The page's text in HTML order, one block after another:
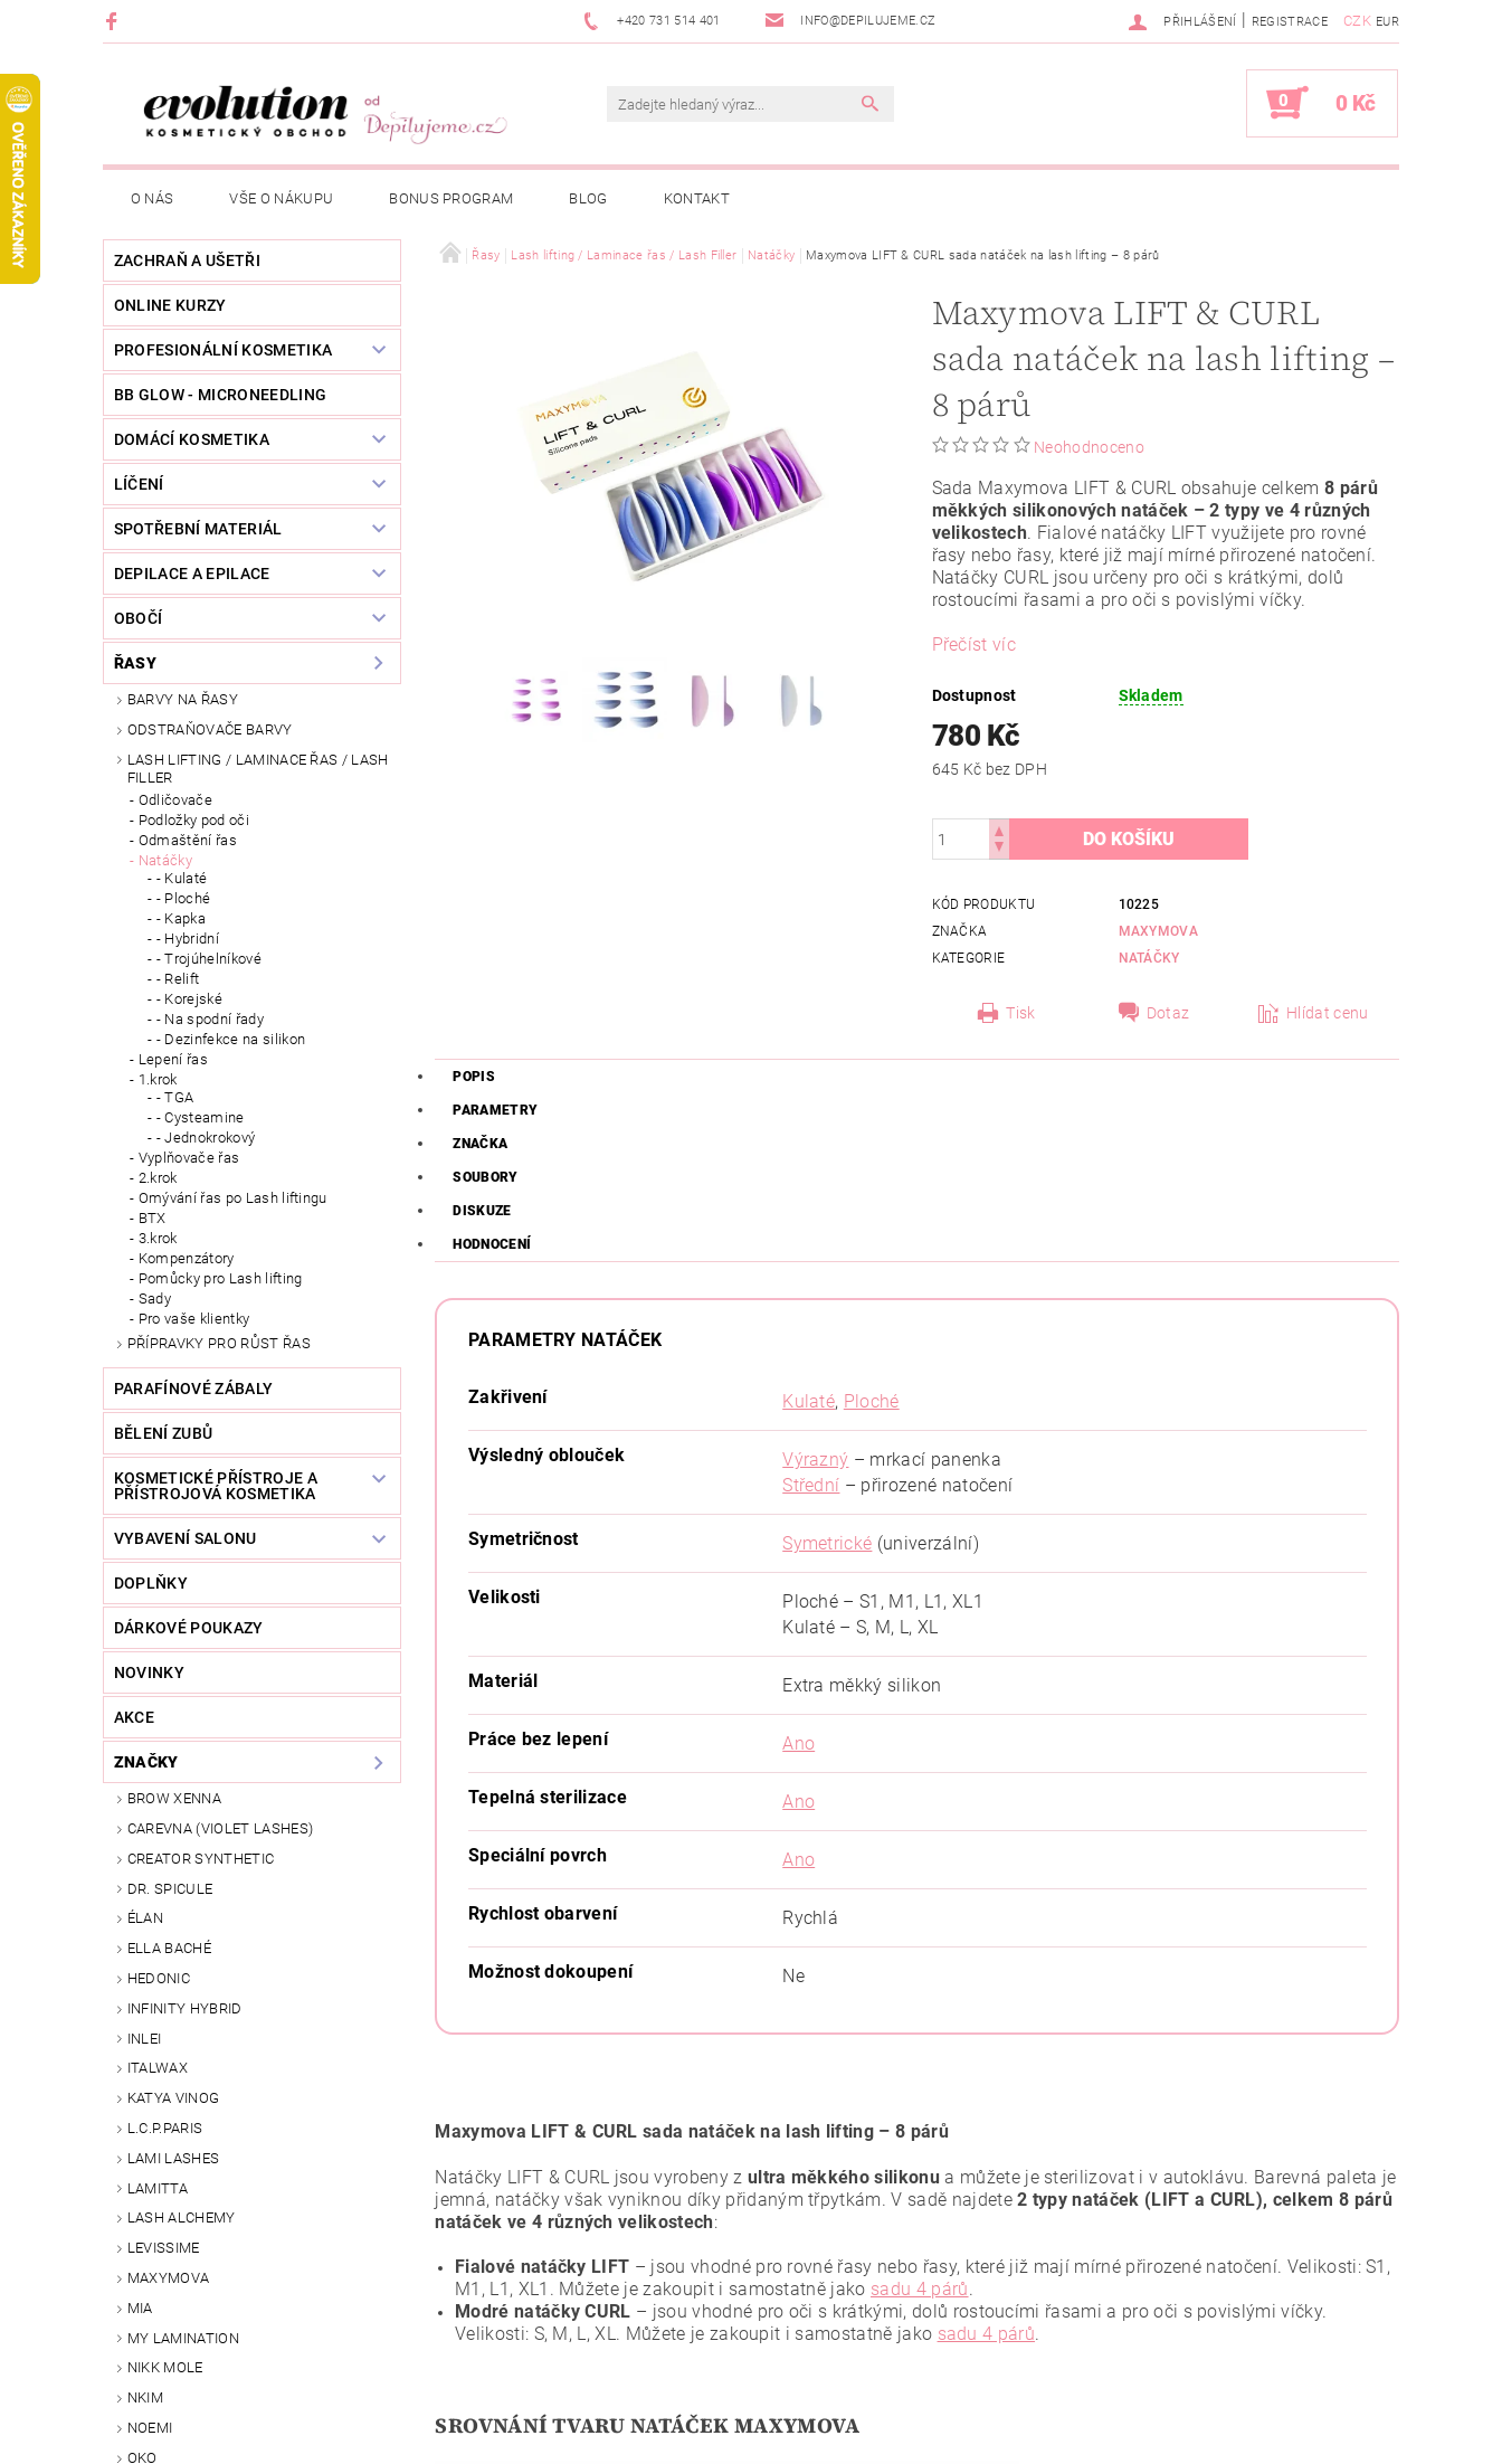
+420 731 514 401 INFO@DEPILUJEME.CZ CZK EUR
PŘIHLÁŠENÍ | REGISTRACE
0 0 Kč
O NÁS VŠE O NÁKUPU BONUS PROGRAM BLOG KONTAKT
ZACHRAŇ A UŠETŘI
ONLINE KURZY
PROFESIONÁLNÍ KOSMETIKA
BB GLOW - MICRONEEDLING
DOMÁCÍ KOSMETIKA
LÍČENÍ
SPOTŘEBNÍ MATERIÁL
DEPILACE A EPILACE
OBOČÍ
ŘASY
BARVY NA ŘASY
ODSTRAŇOVAČE BARVY
LASH LIFTING / LAMINACE ŘAS / LASH
FILLER
Odličovače
Podložky pod oči
Odmaštění řas
Natáčky
- Kulaté
- Ploché
- Kapka
- Hybridní
- Trojúhelníkové
- Relift
- Korejské
- Na spodní řady
- Dezinfekce na silikon
Lepení řas
1.krok
- TGA
- Cysteamine
- Jednokrokový
Vyplňovače řas
2.krok
Omývání řas po Lash liftingu
BTX
3.krok
Kompenzátory
Pomůcky pro Lash lifting
Sady
Pro vaše klientky
PŘÍPRAVKY PRO RŮST ŘAS
PARAFÍNOVÉ ZÁBALY
BĚLENÍ ZUBŮ
KOSMETICKÉ PŘÍSTROJE A
PŘÍSTROJOVÁ KOSMETIKA
VYBAVENÍ SALONU
DOPLŇKY
DÁRKOVÉ POUKAZY
NOVINKY
AKCE
ZNAČKY
BROW XENNA
CAREVNA (VIOLET LASHES)
CREATOR SYNTHETIC
DR. SPICULE
ÉLAN
ELLA BACHÉ
HEDONIC
INFINITY HYBRID
INLEI
ITALWAX
KATYA VINOG
L.C.P.PARIS
LAMI LASHES
LAMITTA
LASH ALCHEMY
LEVISSIME
MAXYMOVA
MIA
MY LAMINATION
NIKK MOLE
NKIM
NOEMI
OKO
Řasy Lash lifting / Laminace řas / Lash Filler Natáčky Maxymova LIFT & CURL sada natáček na lash lifting – 8 párů
Maxymova LIFT & CURL
sada natáček na lash lifting –
8 párů
Neohodnoceno
Sada Maxymova LIFT & CURL obsahuje celkem 8 párů
měkkých silikonových natáček – 2 typy ve 4 různých
velikostech. Fialové natáčky LIFT využijete pro rovné
řasy nebo řasy, které již mají mírné přirozené natočení.
Natáčky CURL jsou určeny pro oči s krátkými, dolů
rostoucími řasami a pro oči s povislými víčky.
Přečíst víc
Dostupnost Skladem
780 Kč
645 Kč bez DPH
KÓD PRODUKTU
10225
ZNAČKA
MAXYMOVA
KATEGORIE
NATÁČKY
Tisk Dotaz Hlídat cenu
POPIS
PARAMETRY
ZNAČKA
SOUBORY
DISKUZE
HODNOCENÍ
PARAMETRY NATÁČEK
Zakřivení Kulaté, Ploché
Výsledný oblouček Výrazný – mrkací panenka
Střední – přirozené natočení
Symetričnost Symetrické (univerzální)
Velikosti
Ploché – S1, M1, L1, XL1
Kulaté – S, M, L, XL
Materiál Extra měkký silikon
Práce bez lepení Ano
Tepelná sterilizace Ano
Speciální povrch Ano
Rychlost obarvení Rychlá
Možnost dokoupení Ne
Maxymova LIFT & CURL sada natáček na lash lifting – 8 párů
Natáčky LIFT & CURL jsou vyrobeny z ultra měkkého silikonua můžete je sterilizovat i v autoklávu. Barevná paleta je
jemná, natáčky však vyniknou díky přidaným třpytkám. V sadě najdete2 typy natáček (LIFT a CURL), celkem 8 párů
natáček ve 4 různých velikostech:
Fialové natáčky LIFT – jsou vhodné pro rovné řasy nebo řasy, které již mají mírné přirozené natočení. Velikosti: S1,
M1, L1, XL1. Můžete je zakoupit i samostatně jako sadu 4 párů.
Modré natáčky CURL – jsou vhodné pro oči s krátkými, dolů rostoucími řasami a pro oči s povislými víčky.
Velikosti: S, M, L, XL. Můžete je zakoupit i samostatně jako sadu 4 párů.
SROVNÁNÍ TVARU NATÁČEK MAXYMOVA